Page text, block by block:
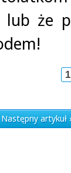
że
1
Następny artykuł